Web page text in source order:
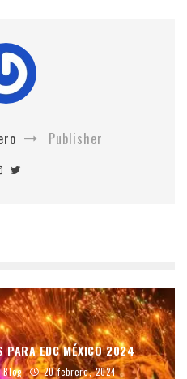
Publisher
PARA EDC MÉXICO 2024
Blog 20 febrero, 2024